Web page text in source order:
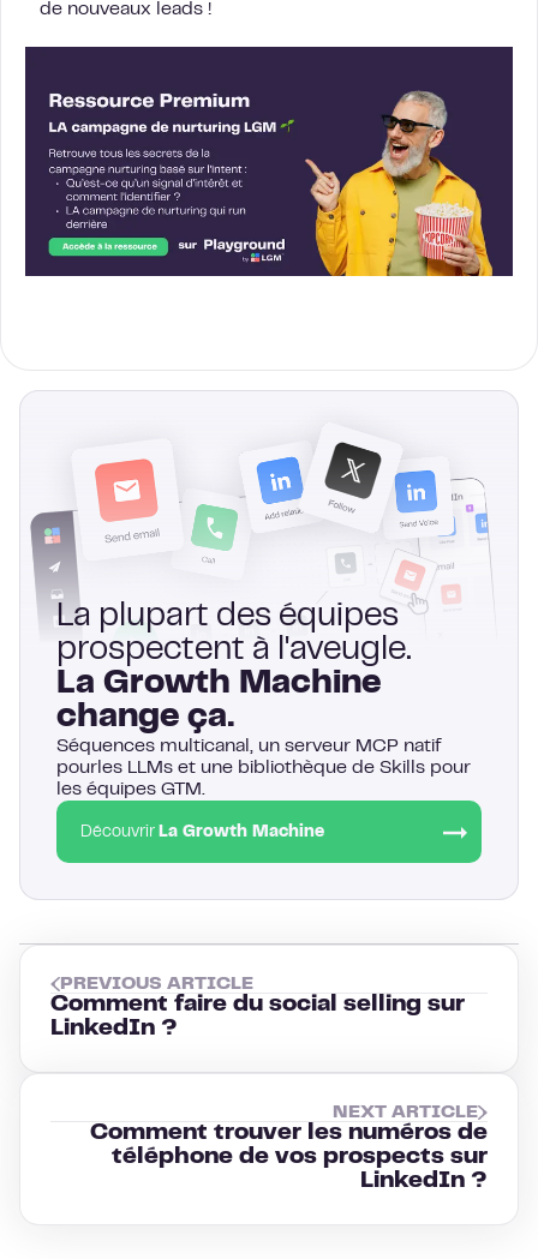
de nouveaux leads !
La plupart des équipes
prospectent à l'aveugle.
La Growth Machine
change ça.
Séquences multicanal, un serveur MCP natif
pourles LLMs et une bibliothèque de Skills pour
les équipes GTM.
Découvrir La Growth Machine
PREVIOUS ARTICLE
Comment faire du social selling sur
LinkedIn ?
NEXT ARTICLE
Comment trouver les numéros de
téléphone de vos prospects sur
LinkedIn ?